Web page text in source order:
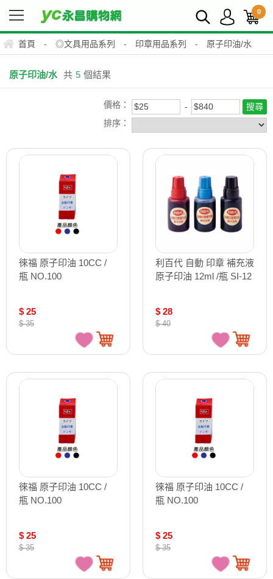
0
首頁 - ◎文具用品系列 - 印章用品系列 - 原子印油/水
原子印油/水 共 5 個結果
價格：
排序：
徠福 原子印油 10CC /
瓶 NO.100
$ 25
$ 35
利百代 自動 印章 補充液
原子印油 12ml /瓶 SI-12
$ 28
$ 40
徠福 原子印油 10CC /
瓶 NO.100
$ 25
$ 35
徠福 原子印油 10CC /
瓶 NO.100
$ 25
$ 35